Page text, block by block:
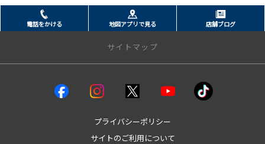
電話をかける 地図アプリで見る 店舗ブログ
サイトマップ
プライバシーポリシー
サイトのご利用について